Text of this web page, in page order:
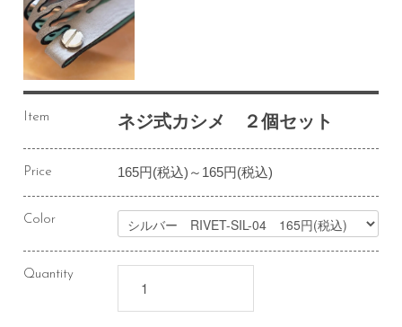
Item ネジ式カシメ ２個セット
Price 165円(税込)～165円(税込)
Color
Quantity